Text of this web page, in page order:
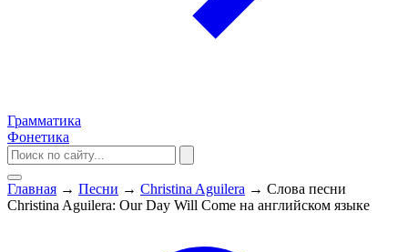
Грамматика
Фонетика
Главная → Песни → Christina Aguilera → Слова песни
Christina Aguilera: Our Day Will Come на английском языке